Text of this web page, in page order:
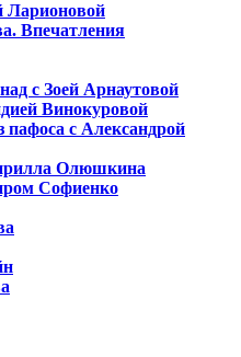
Ларионовой
Впечатления
с Зоей Арнаутовой
Винокуровой
пафоса с Александрой
Олюшкина
Софиенко